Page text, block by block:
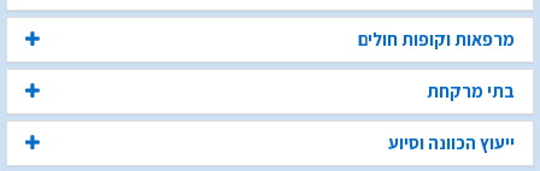
מרפאות וקופות חולים
בתי מרקחת
ייעוץ הכוונה וסיוע